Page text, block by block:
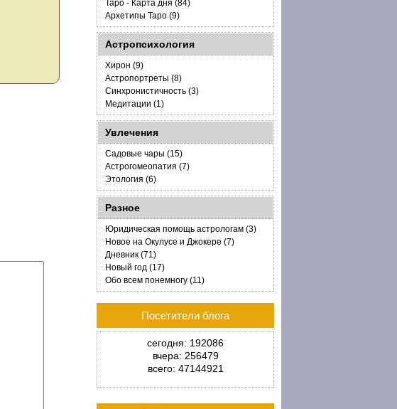
-
Таро - Карта дня (84)
Архетипы Таро (9)
Астропсихология
Хирон (9)
Астропортреты (8)
Синхронистичность (3)
Медитации (1)
Увлечения
Садовые чары (15)
Астрогомеопатия (7)
Этология (6)
Разное
Юридическая помощь астрологам (3)
Новое на Окулусе и Джокере (7)
Дневник (71)
Новый год (17)
Обо всем понемногу (11)
Посетители блога
сегодня: 192086
вчера: 256479
всего: 47144921